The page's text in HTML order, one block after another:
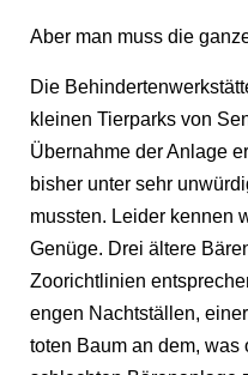
Aber man muss die
Die
kleinen Tierparks von
Übernahme der Anlage
bisher unter sehr
mussten. Leider kennen
Genüge. Drei ältere
Zoorichtlinien
engen Nachtställen,
toten Baum an dem,